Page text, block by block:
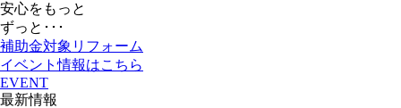
安心をもっと
ずっと･･･
補助金対象リフォーム
イベント情報はこちら
EVENT
最新情報